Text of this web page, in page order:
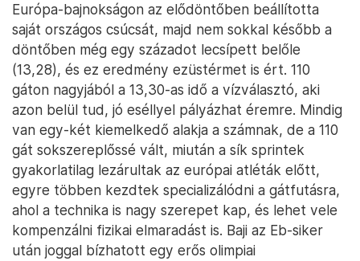
Európa-bajnokságon az elődöntőben beállította
saját országos csúcsát, majd nem sokkal később a
döntőben még egy századot lecsípett belőle
(13,28), és ez eredmény ezüstérmet is ért. 110
gáton nagyjából a 13,30-as idő a vízválasztó, aki
azon belül tud, jó eséllyel pályázhat éremre. Mindig
van egy-két kiemelkedő alakja a számnak, de a 110
gát sokszereplőssé vált, miután a sík sprintek
gyakorlatilag lezárultak az európai atléták előtt,
egyre többen kezdtek specializálódni a gátfutásra,
ahol a technika is nagy szerepet kap, és lehet vele
kompenzálni fizikai elmaradást is. Baji az Eb-siker
után joggal bízhatott egy erős olimpiai